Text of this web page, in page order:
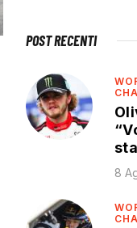
POST RECENTI
8